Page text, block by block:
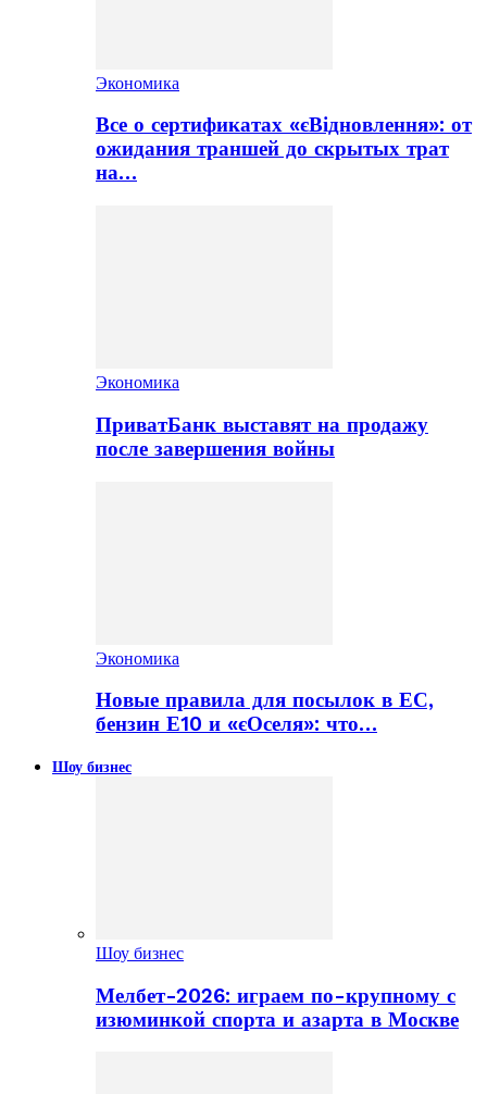
Экономика
Все о сертификатах «єВідновлення»: от
ожидания траншей до скрытых трат
на…
Экономика
ПриватБанк выставят на продажу
после завершения войны
Экономика
Новые правила для посылок в ЕС,
бензин Е10 и «єОселя»: что…
Шоу бизнес
Шоу бизнес
Мелбет-2026: играем по-крупному с
изюминкой спорта и азарта в Москве